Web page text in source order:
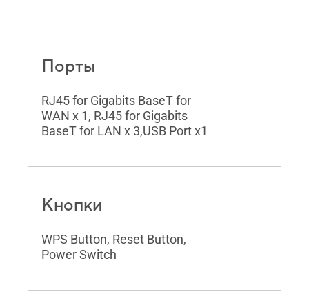
Порты
RJ45 for Gigabits BaseT for
WAN x 1, RJ45 for Gigabits
BaseT for LAN x 3,USB Port x1
Кнопки
WPS Button, Reset Button,
Power Switch